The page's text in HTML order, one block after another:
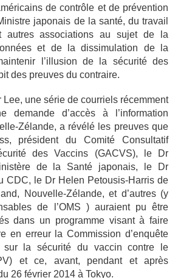
de contrôle et de prévention
japonais de la santé, du travail
autres associations au sujet de la
et de la dissimulation de la
l’illusion de la sécurité des
des preuves du contraire.
Lee, une série de courriels récemment
demande d’accès à l’information
Zélande, a révélé les preuves que
président du Comité Consultatif
des Vaccins (GACVS), le Dr
de la Santé japonais, le Dr
CDC, le Dr Helen Petousis-Harris de
Nouvelle-Zélande, et d’autres (y
de l’OMS ) auraient pu être
dans un programme visant à faire
en erreur la Commission d’enquête
sur la sécurité du vaccin contre le
et ce, avant, pendant et après
26 février 2014 à Tokyo.